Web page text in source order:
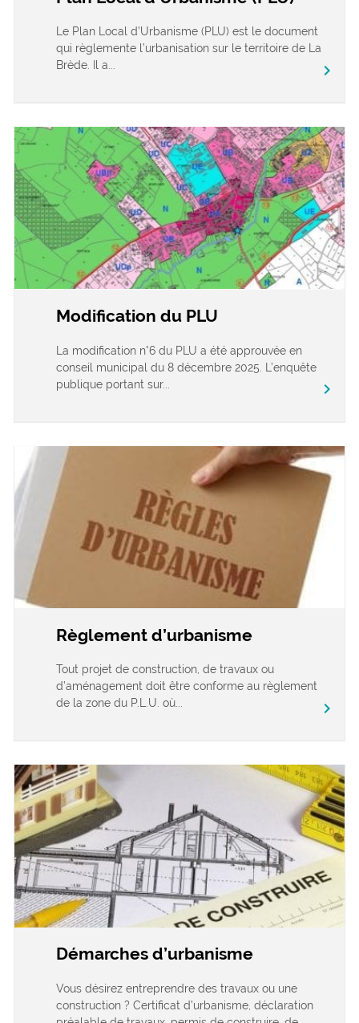
Le Plan Local d’Urbanisme (PLU) est le document
qui règlemente l’urbanisation sur le territoire de La
Brède. Il a...
chevron_right
Modification du PLU
La modification n°6 du PLU a été approuvée en
conseil municipal du 8 décembre 2025. L’enquête
publique portant sur...
chevron_right
Règlement d’urbanisme
Tout projet de construction, de travaux ou
d’aménagement doit être conforme au règlement
de la zone du P.L.U. où...
chevron_right
Démarches d’urbanisme
Vous désirez entreprendre des travaux ou une
construction ? Certificat d’urbanisme, déclaration